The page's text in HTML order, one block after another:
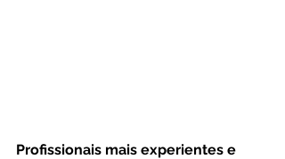
Profissionais mais experientes e